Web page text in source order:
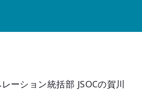
ーション統括部 JSOCの賀川